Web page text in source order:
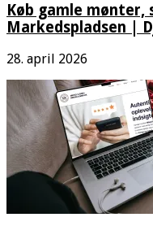
Køb gamle
Markedspladsen |
28. april 2026